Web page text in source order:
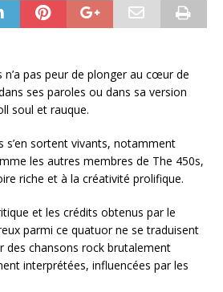
n’a pas peur de plonger au cœur de
ses paroles ou dans sa version
soul et rauque.
s’en sortent vivants, notamment
les autres membres de The 450s,
riche et à la créativité prolifique.
et les crédits obtenus par le
parmi ce quatuor ne se traduisent
des chansons rock brutalement
interprétées, influencées par les